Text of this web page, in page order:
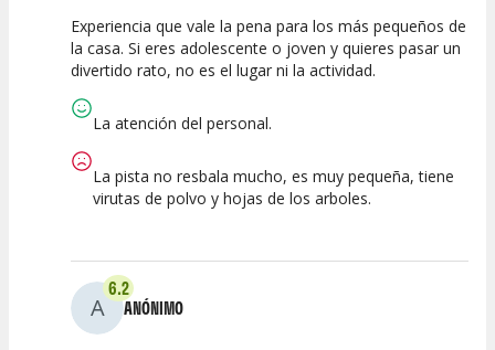
2.5
Calidad de la
10
Atención del
Experiencia que vale la pena para los más pequeños de
la casa. Si eres adolescente o joven y quieres pasar un
divertido rato, no es el lugar ni la actividad.
La atención del personal.
La pista no resbala mucho, es muy pequeña, tiene
virutas de polvo y hojas de los arboles.
A
6.2
ANÓNIMO